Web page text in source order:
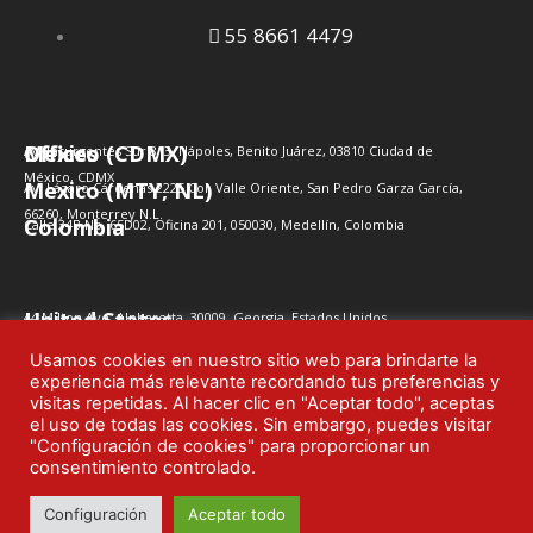
d
i
n
e
o
o
k
t
e
r
b
e
55 8661 4479
Offices
Mexico (CDMX)
Av. Insurgentes Sur 813, Nápoles, Benito Juárez, 03810 Ciudad de
México, CDMX​
Mexico (MTY, NL)
Av. Lázaro Cárdenas 2225 Col. Valle Oriente, San Pedro Garza García,
66260, Monterrey N.L.
Colombia
Calle 34B No. 65D02, Oficina 201, 050030, Medellín, Colombia
United States
44 Milton Ave, Alpharetta, 30009, Georgia, Estados Unidos.
CEP 04571-000
Outliers 2024 | Privacy policy
Usamos cookies en nuestro sitio web para brindarte la
experiencia más relevante recordando tus preferencias y
visitas repetidas. Al hacer clic en "Aceptar todo", aceptas
el uso de todas las cookies. Sin embargo, puedes visitar
"Configuración de cookies" para proporcionar un
consentimiento controlado.
Configuración Aceptar todo